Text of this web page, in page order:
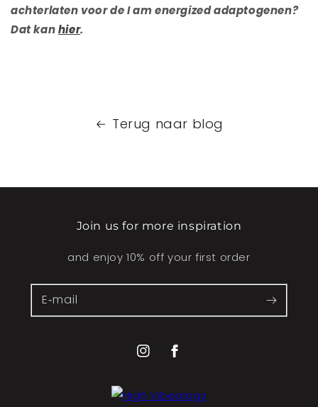
achterlaten voor de I am energized adaptogenen?
Dat kanhier.
Terug naar blog
Join us for more inspiration
and enjoy 10% off your first order
E‑mail
InstagramFacebook